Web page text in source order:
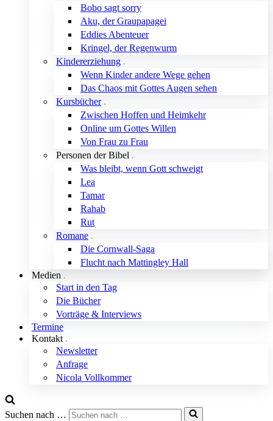
Bobo sagt sorry
Aku, der Graupapagei
Eddies Abenteuer
Kringel, der Regenwurm
Kindererziehung
Wenn Kinder andere Wege gehen
Das Chaos mit Gottes Augen sehen
Kursbücher
Zwischen Hoffen und Heimkehr
Online um Gottes Willen
Von Frau zu Frau
Personen der Bibel
Was bleibt, wenn Gott schweigt
Lea
Tamar
Rahab
Rut
Romane
Die Cornwall-Saga
Flucht nach Mattingley Hall
Medien
Start in den Tag
Die Bücher
Vorträge & Interviews
Termine
Kontakt
Newsletter
Anfrage
Nicola Vollkommer
Suchen nach …